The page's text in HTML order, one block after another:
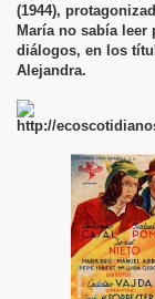
(1944),
María no sabía
diálogos, en los
Alejandra.